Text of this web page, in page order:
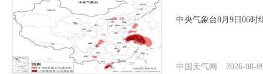
中央气象台8月9日06时
中国天气网 2026-08-